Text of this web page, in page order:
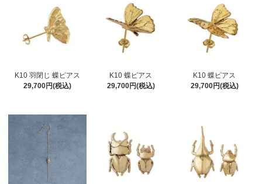
K10 羽閉じ 蝶ピアス
29,700円(税込)
K10 蝶ピアス
29,700円(税込)
K10 蝶ピアス
29,700円(税込)